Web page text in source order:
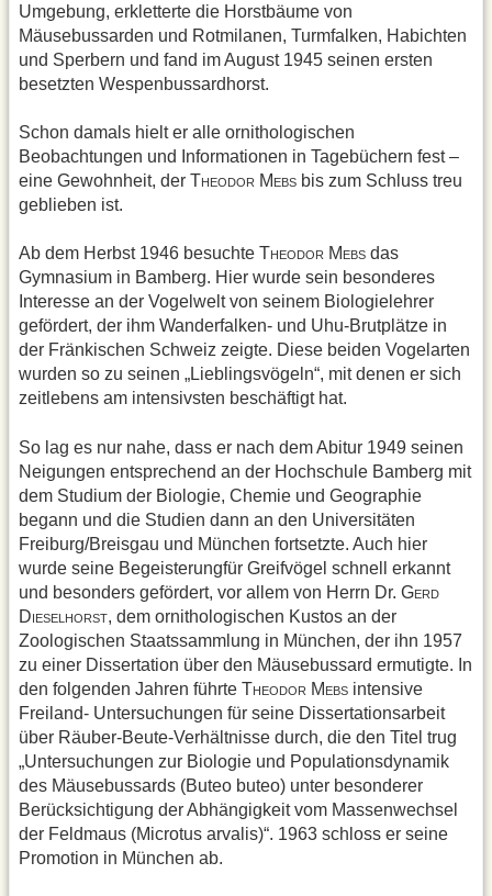
Umgebung, erkletterte die Horstbäume von
Mäusebussarden und Rotmilanen, Turmfalken, Habichten
und Sperbern und fand im August 1945 seinen ersten
besetzten Wespenbussardhorst.
Schon damals hielt er alle ornithologischen
Beobachtungen und Informationen in Tagebüchern fest –
eine Gewohnheit, der THEODOR M EBS bis zum Schluss treu
geblieben ist.
Ab dem Herbst 1946 besuchte THEODOR M EBS das
Gymnasium in Bamberg. Hier wurde sein besonderes
Interesse an der Vogelwelt von seinem Biologielehrer
gefördert, der ihm Wanderfalken- und Uhu-Brutplätze in
der Fränkischen Schweiz zeigte. Diese beiden Vogelarten
wurden so zu seinen „Lieblingsvögeln“, mit denen er sich
zeitlebens am intensivsten beschäftigt hat.
So lag es nur nahe, dass er nach dem Abitur 1949 seinen
Neigungen entsprechend an der Hochschule Bamberg mit
dem Studium der Biologie, Chemie und Geographie
begann und die Studien dann an den Universitäten
Freiburg/Breisgau und München fortsetzte. Auch hier
wurde seine Begeisterungfür Greifvögel schnell erkannt
und besonders gefördert, vor allem von Herrn Dr. GERD
DIESELHORST, dem ornithologischen Kustos an der
Zoologischen Staatssammlung in München, der ihn 1957
zu einer Dissertation über den Mäusebussard ermutigte. In
den folgenden Jahren führte THEODOR M EBS intensive
Freiland- Untersuchungen für seine Dissertationsarbeit
über Räuber-Beute-Verhältnisse durch, die den Titel trug
„Untersuchungen zur Biologie und Populationsdynamik
des Mäusebussards (Buteo buteo) unter besonderer
Berücksichtigung der Abhängigkeit vom Massenwechsel
der Feldmaus (Microtus arvalis)“. 1963 schloss er seine
Promotion in München ab.